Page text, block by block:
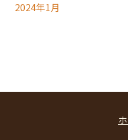
2024年1月